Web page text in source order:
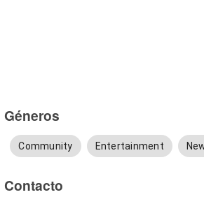
Géneros
Community Entertainment
Contacto